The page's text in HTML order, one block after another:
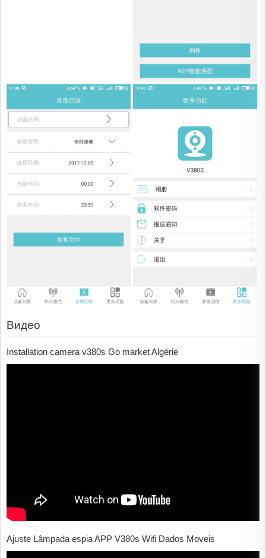
Видео
Installation camera v380s Go market Algérie
Ajuste Lâmpada espia APP V380s Wifi Dados Moveis